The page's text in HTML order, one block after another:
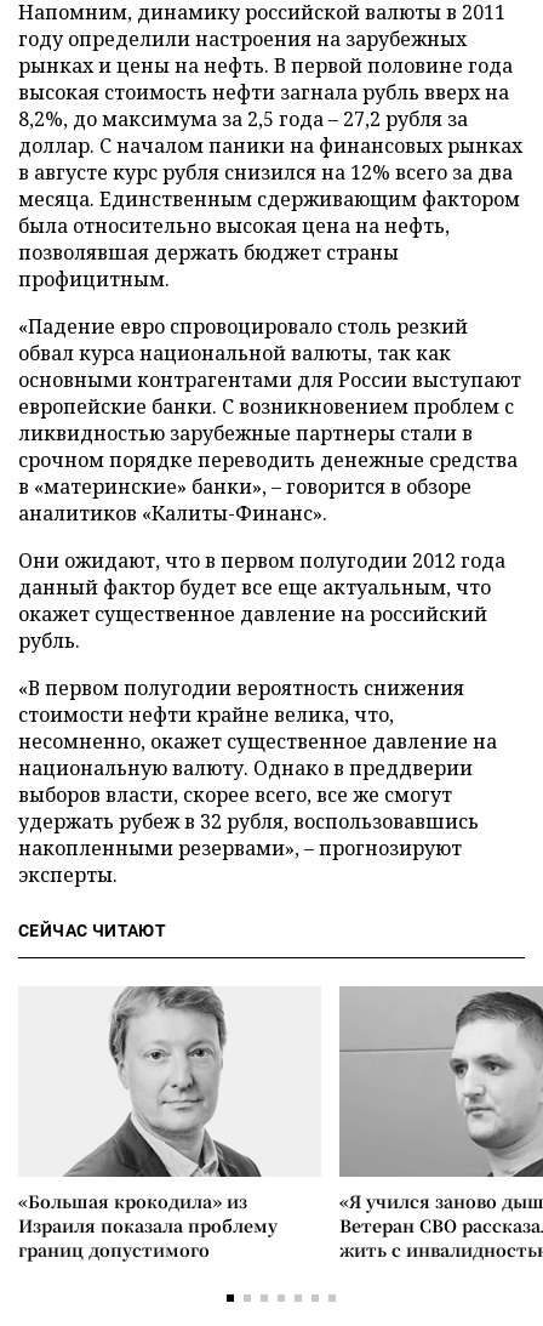
Напомним, динамику российской валюты в 2011
году определили настроения на зарубежных
рынках и цены на нефть. В первой половине года
высокая стоимость нефти загнала рубль вверх на
8,2%, до максимума за 2,5 года – 27,2 рубля за
доллар. С началом паники на финансовых рынках
в августе курс рубля снизился на 12% всего за два
месяца. Единственным сдерживающим фактором
была относительно высокая цена на нефть,
позволявшая держать бюджет страны
профицитным.
«Падение евро спровоцировало столь резкий
обвал курса национальной валюты, так как
основными контрагентами для России выступают
европейские банки. С возникновением проблем с
ликвидностью зарубежные партнеры стали в
срочном порядке переводить денежные средства
в «материнские» банки», – говорится в обзоре
аналитиков «Калиты-Финанс».
Они ожидают, что в первом полугодии 2012 года
данный фактор будет все еще актуальным, что
окажет существенное давление на российский
рубль.
«В первом полугодии вероятность снижения
стоимости нефти крайне велика, что,
несомненно, окажет существенное давление на
национальную валюту. Однако в преддверии
выборов власти, скорее всего, все же смогут
удержать рубеж в 32 рубля, воспользовавшись
накопленными резервами», – прогнозируют
эксперты.
СЕЙЧАС ЧИТАЮТ
«Большая крокодила» из
Израиля показала проблему
границ допустимого
«Я учился заново
Ветеран СВО
жить с